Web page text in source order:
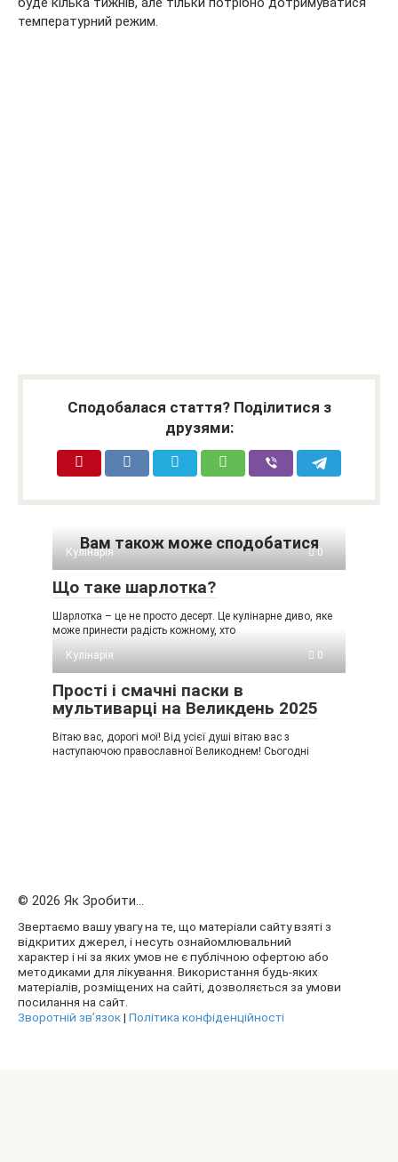
температурний режим.
Сподобалася стаття? Поділитися з
друзями:
Вам також може сподобатися
Кулінарія 0
Що таке шарлотка?
Шарлотка – це не просто десерт. Це кулінарне диво, яке
може принести радість кожному, хто
Кулінарія
0
Прості і смачні паски в
мультиварці на Великдень 2025
Вітаю вас, дорогі мої! Від усієї душі вітаю вас з
наступаючою православної Великоднем! Сьогодні
© 2026 Як Зробити...
Звертаємо вашу увагу на те, що матеріали сайту взяті з
відкритих джерел, і несуть ознайомлювальний
характер і ні за яких умов не є публічною офертою або
методиками для лікування. Використання будь-яких
матеріалів, розміщених на сайті, дозволяється за умови
посилання на сайт.
Зворотній зв’язок| Політика конфіденційності